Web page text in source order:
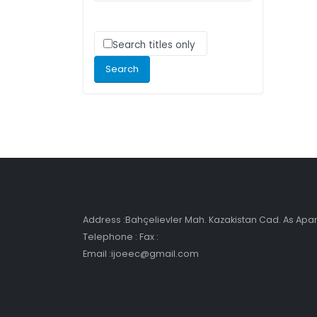
Search titles only
Address :Bahçelievler Mah. Kazakistan Cad. As
Telephone : Fax :
Email :ijoeec@gmail.com